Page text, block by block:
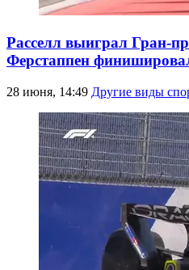
Расселл выиграл Гран-
Ферстаппен
28 июня, 14:49 Другие виды